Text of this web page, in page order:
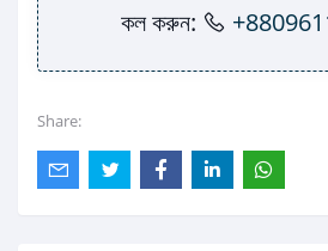
কল করুন:
Share: